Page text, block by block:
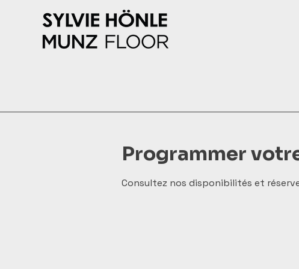
Programmer
Consultez nos disponibilités et